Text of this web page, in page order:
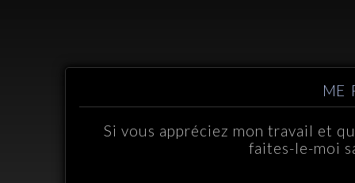
ME
Si vous appréciez mon travail et
faites-le-moi